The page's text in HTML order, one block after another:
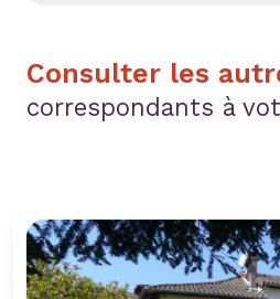
Consulter les
correspondants à